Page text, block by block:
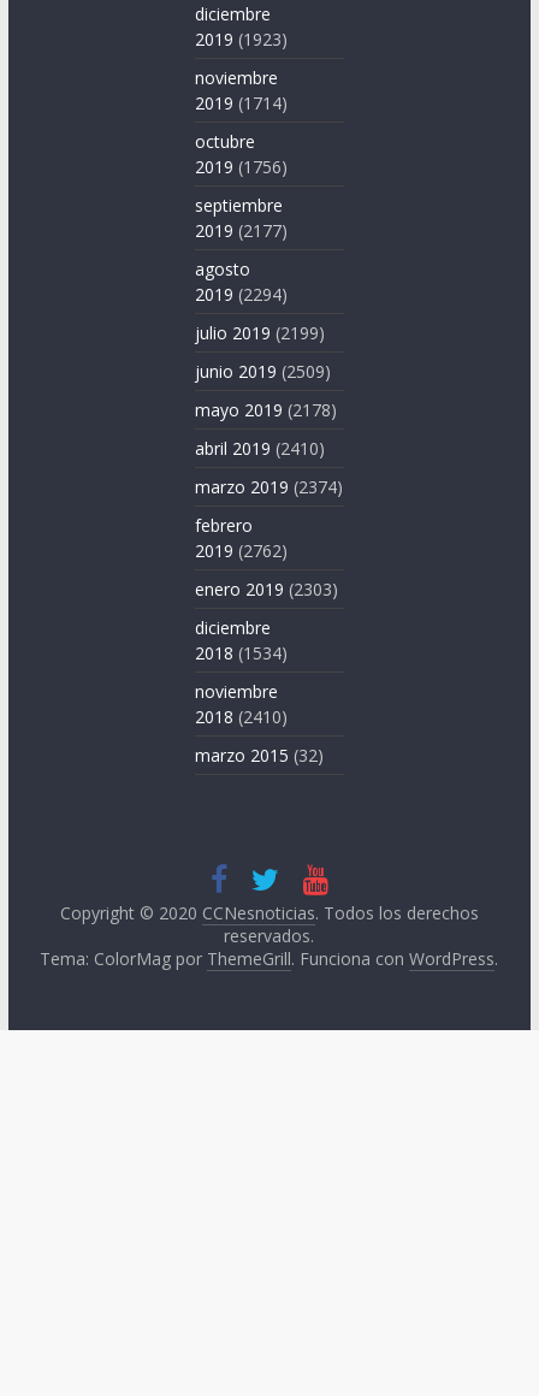
diciembre
2019 (1923)
noviembre
2019 (1714)
octubre
2019 (1756)
septiembre
2019 (2177)
agosto
2019 (2294)
julio 2019 (2199)
junio 2019 (2509)
mayo 2019 (2178)
abril 2019 (2410)
marzo 2019 (2374)
febrero
2019 (2762)
enero 2019 (2303)
diciembre
2018 (1534)
noviembre
2018 (2410)
marzo 2015 (32)
Copyright © 2020 CCNesnoticias. Todos los derechos
reservados.
Tema: ColorMag por ThemeGrill. Funciona conWordPress.